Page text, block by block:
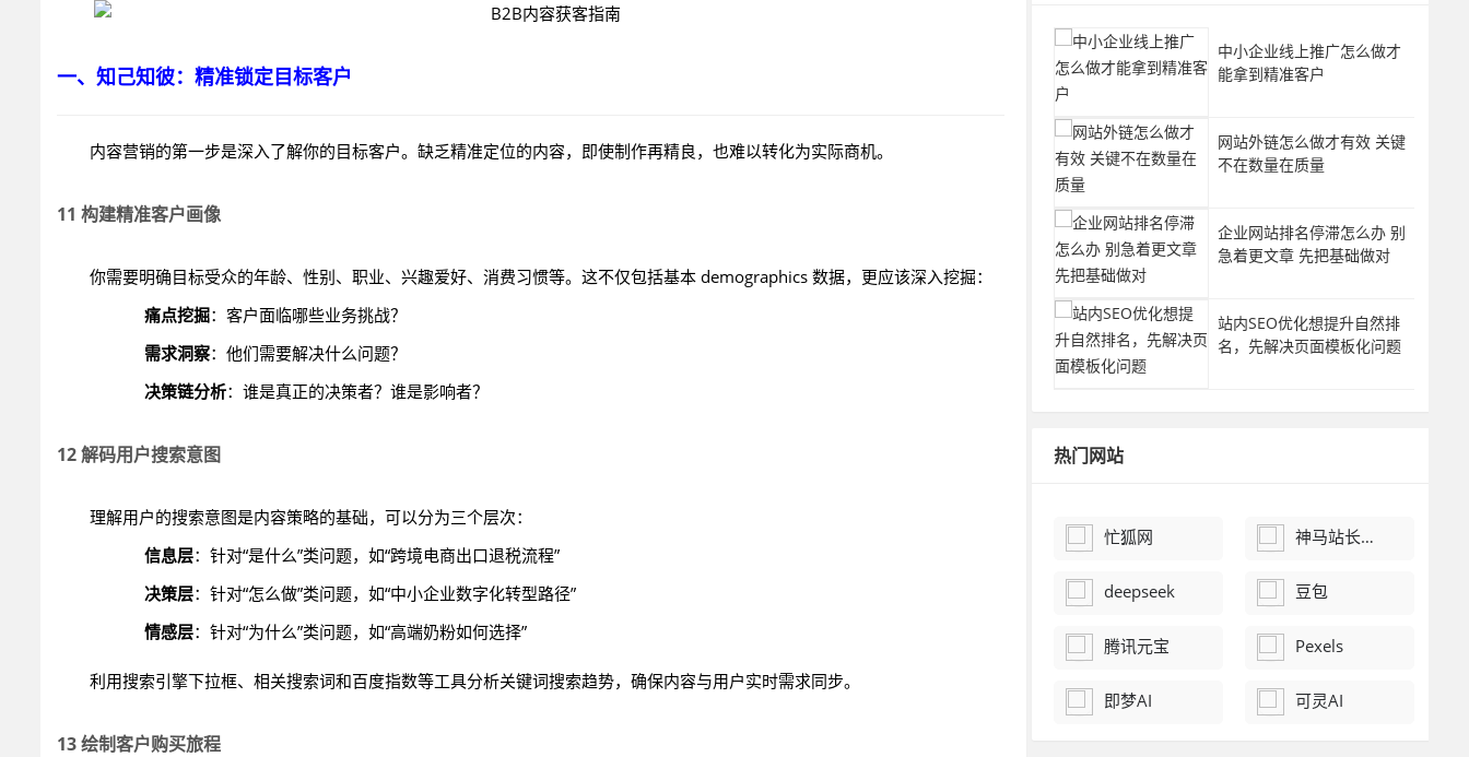
一、知己知彼：精准锁定目标客户
内容营销的第一步是深入了解你的目标客户。缺乏精准定位的内容，即使制作再精良，也难以转化为实际商机。
11 构建精准客户画像
你需要明确目标受众的年龄、性别、职业、兴趣爱好、消费习惯等。这不仅包括基本 demographics 数据，更应该深入挖掘：
痛点挖掘：客户面临哪些业务挑战？
需求洞察：他们需要解决什么问题？
决策链分析：谁是真正的决策者？谁是影响者？
12 解码用户搜索意图
理解用户的搜索意图是内容策略的基础，可以分为三个层次：
信息层：针对“是什么”类问题，如“跨境电商出口退税流程”
决策层：针对“怎么做”类问题，如“中小企业数字化转型路径”
情感层：针对“为什么”类问题，如“高端奶粉如何选择”
利用搜索引擎下拉框、相关搜索词和百度指数等工具分析关键词搜索趋势，确保内容与用户实时需求同步。
13 绘制客户购买旅程
中小企业线上推广怎么做才
能拿到精准客户
网站外链怎么做才有效 关键
不在数量在质量
企业网站排名停滞怎么办 别
急着更文章 先把基础做对
站内SEO优化想提升自然排
名，先解决页面模板化问题
热门网站
忙狐网 神马站长平台
deepseek 豆包
腾讯元宝 Pexels
即梦AI 可灵AI